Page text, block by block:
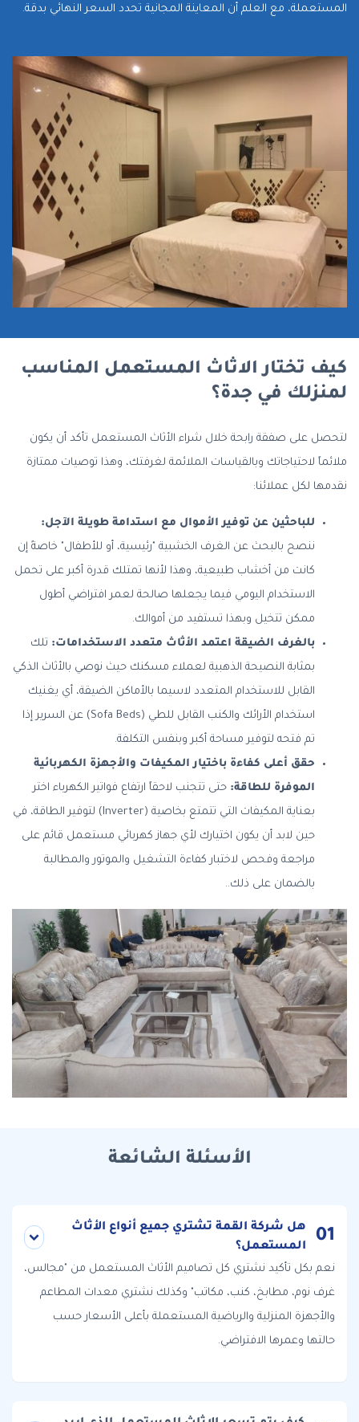
المستعملة، مع العلم أن المعاينة المجانية تحدد السعر النهائي بدقة.
كيف تختار الاثاث المستعمل المناسب
لمنزلك في جدة؟
لتحصل على صفقة رابحة خلال شراء الأثاث المستعمل تأكد أن يكون
ملائماً لاحتياجاتك وبالقياسات الملائمة لغرفتك، وهذا توصيات ممتازة
نقدمها لكل عملائنا:
للباحثين عن توفير الأموال مع استدامة طويلة الآجل:
ننصح بالبحث عن الغرف الخشبية "رئيسية، أو للأطفال" خاصةً إن
كانت من أخشاب طبيعية، وهذا لأنها تمتلك قدرة أكبر على تحمل
الاستخدام اليومي فيما يجعلها صالحة لعمر افتراضي أطول
ممكن تتخيل وبهذا تستفيد من أموالك.
بالغرف الضيقة اعتمد الأثاث متعدد الاستخدامات: تلك
بمثابة النصيحة الذهبية لعملاء مسكنك حيث نوصي بالأثاث الذكي
القابل للاستخدام المتعدد لاسيما بالأماكن الضيقة، أي يغنيك
استخدام الأرائك والكنب القابل للطي (Sofa Beds) عن السرير إذا
تم فتحه لتوفير مساحة أكبر وبنفس التكلفة.
حقق أعلى كفاءة باختيار المكيفات والأجهزة الكهربائية
الموفرة للطاقة: حتى تتجنب لاحقاً ارتفاع فواتير الكهرباء اختر
بعناية المكيفات التي تتمتع بخاصية (Inverter) لتوفير الطاقة، في
حين لابد أن يكون اختيارك لأي جهاز كهربائي مستعمل قائم على
مراجعة وفحص لاختبار كفاءة التشغيل والموتور والمطالبة
بالضمان على ذلك..
الأسئلة الشائعة
01
هل شركة القمة تشتري جميع أنواع الأثاث
المستعمل؟
نعم بكل تأكيد نشتري كل تصاميم الأثاث المستعمل من "مجالس،
غرف نوم، مطابخ، كنب، مكاتب" وكذلك نشتري معدات المطاعم
والأجهزة المنزلية والرياضية المستعملة بأعلى الأسعار حسب
حالتها وعمرها الافتراضي.